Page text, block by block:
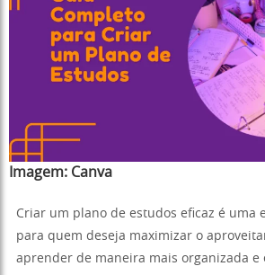
Imagem: Canva
Criar um plano de estudos eficaz é uma
para quem deseja maximizar o
aprender de maneira mais organizada e